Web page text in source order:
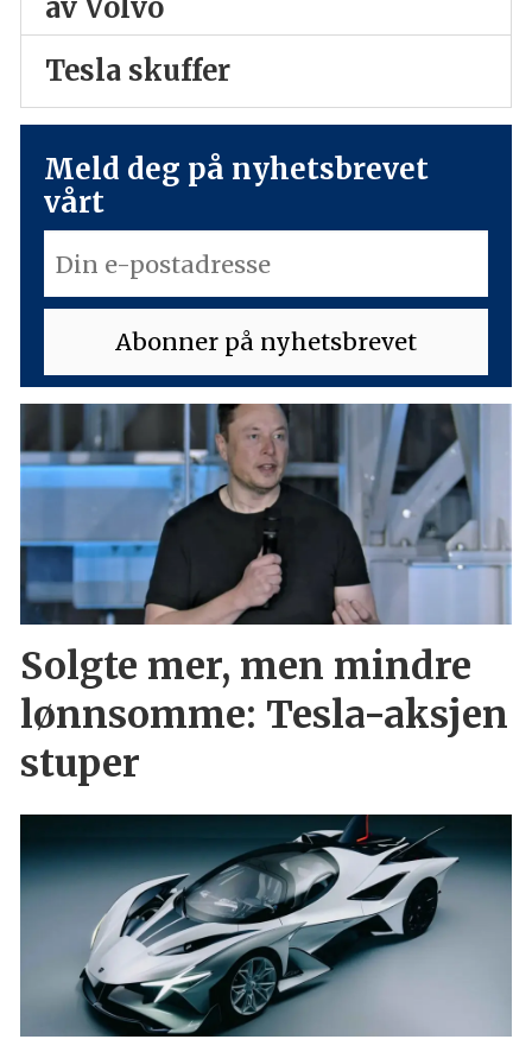
av Volvo
Tesla skuffer
Meld deg på nyhetsbrevet
vårt
Solgte mer, men mindre
lønnsomme: Tesla-aksjen
stuper